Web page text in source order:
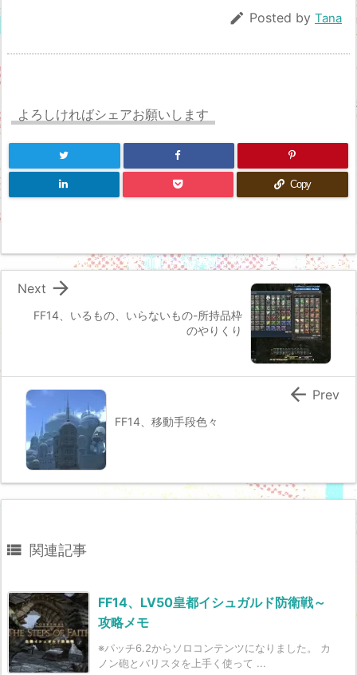
 Posted by Tana
よろしければシェアお願いします
Copy
FF14、いるもの、いらないもの-所持品枠
のやりくり

Next
FF14、移動手段色々
 Prev
 関連記事
FF14、LV50皇都イシュガルド防衛戦～
攻略メモ
※パッチ6.2からソロコンテンツになりました。 カ
ノン砲とバリスタを上手く使って ...